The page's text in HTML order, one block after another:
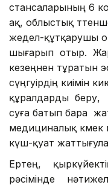
стансаларының 6
ақ, облыстық
жедел-құтқарушы
шығарып отыр.
кезеңнен тұратын
сүңгуірдің киімін
құралдарды беру,
суға батып бара
медициналық көмек
күш-қуат
Ертең,
рәсімінде